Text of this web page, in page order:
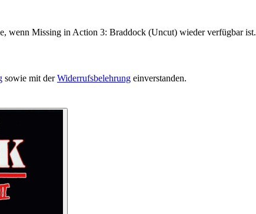
wenn Missing in Action 3: Braddock (Uncut) wieder verfügbar ist.
sowie mit derWiderrufsbelehrung einverstanden.